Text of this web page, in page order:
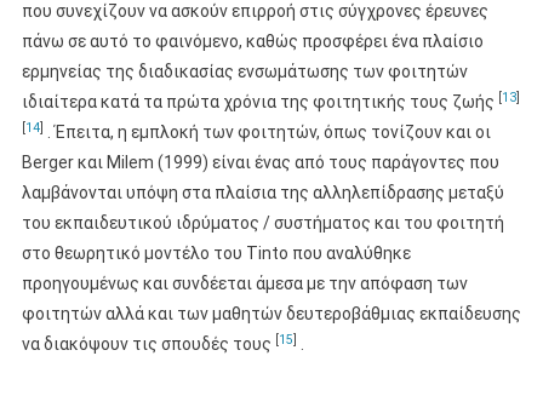
που συνεχίζουν να ασκούν επιρροή στις σύγχρονες έρευνες
πάνω σε αυτό το φαινόμενο, καθώς προσφέρει ένα πλαίσιο
ερμηνείας της διαδικασίας ενσωμάτωσης των φοιτητών
ιδιαίτερα κατά τα πρώτα χρόνια της φοιτητικής τους ζωής [13]
[14] . Έπειτα, η εμπλοκή των φοιτητών, όπως τονίζουν και οι
Berger και Milem (1999) είναι ένας από τους παράγοντες που
λαμβάνονται υπόψη στα πλαίσια της αλληλεπίδρασης μεταξύ
του εκπαιδευτικού ιδρύματος / συστήματος και του φοιτητή
στο θεωρητικό μοντέλο του Tinto που αναλύθηκε
προηγουμένως και συνδέεται άμεσα με την απόφαση των
φοιτητών αλλά και των μαθητών δευτεροβάθμιας εκπαίδευσης
να διακόψουν τις σπουδές τους [15] .